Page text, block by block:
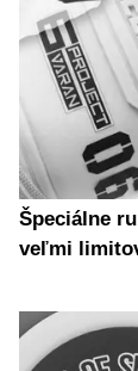
Špeciálne
veľmi